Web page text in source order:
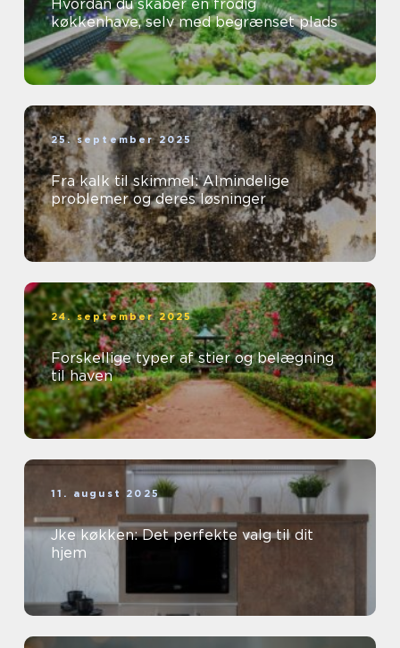
Hvordan du skaber en frodig
køkkenhave, selv med begrænset plads
25. september 2025
Fra kalk til skimmel: Almindelige
problemer og deres løsninger
24. september 2025
Forskellige typer af stier og belægning
til haven
11. august 2025
Jke køkken: Det perfekte valg til dit
hjem